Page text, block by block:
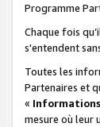
Programme
Chaque fois
s'entendent
Toutes les
Partenaires et
«
mesure où leur